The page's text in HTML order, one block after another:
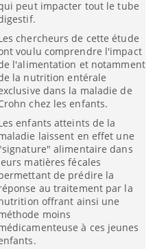
peut impacter tout le tube
chercheurs de cette étude
voulu comprendre l'impact
l'alimentation et notamment
la nutrition entérale
dans la maladie de
chez les enfants.
enfants atteints de la
laissent en effet une
alimentaire dans
matières fécales
de prédire la
au traitement par la
offrant ainsi une
moins
à ces jeunes